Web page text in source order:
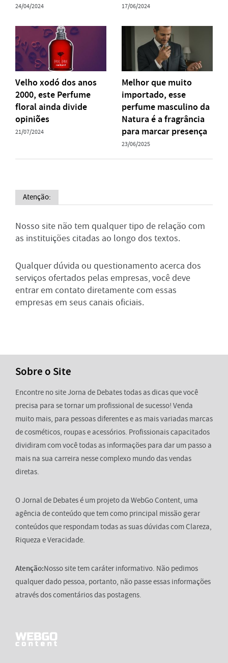
24/04/2024 17/06/2024
Velho xodó dos anos
2000, este Perfume
floral ainda divide
opiniões
21/07/2024
Melhor que muito
importado, esse
perfume masculino da
Natura é a fragrância
para marcar presença
23/06/2025
Atenção:
Nosso site não tem qualquer tipo de relação com
as instituições citadas ao longo dos textos.
Qualquer dúvida ou questionamento acerca dos
serviços ofertados pelas empresas, você deve
entrar em contato diretamente com essas
empresas em seus canais oficiais.
Sobre o Site
Encontre no site Jorna de Debates todas as dicas que você
precisa para se tornar um profissional de sucesso! Venda
muito mais, para pessoas diferentes e as mais variadas marcas
de cosméticos, roupas e acessórios. Profissionais capacitados
dividiram com você todas as informações para dar um passo a
mais na sua carreira nesse complexo mundo das vendas
diretas.
O Jornal de Debates é um projeto da WebGo Content, uma
agência de conteúdo que tem como principal missão gerar
conteúdos que respondam todas as suas dúvidas com Clareza,
Riqueza e Veracidade.
Atenção:Nosso site tem caráter informativo. Não pedimos
qualquer dado pessoa, portanto, não passe essas informações
através dos comentários das postagens.